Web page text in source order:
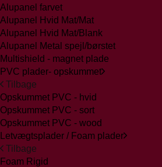
Alupanel farvet
Alupanel Hvid Mat/Mat
Alupanel Hvid Mat/Blank
Alupanel Metal spejl/børstet
Multishield - magnet plade
PVC plader- opskummet
Tilbage
Opskummet PVC - hvid
Opskummet PVC - sort
Opskummet PVC - wood
Letvægtsplader / Foam plader
Tilbage
Foam Rigid